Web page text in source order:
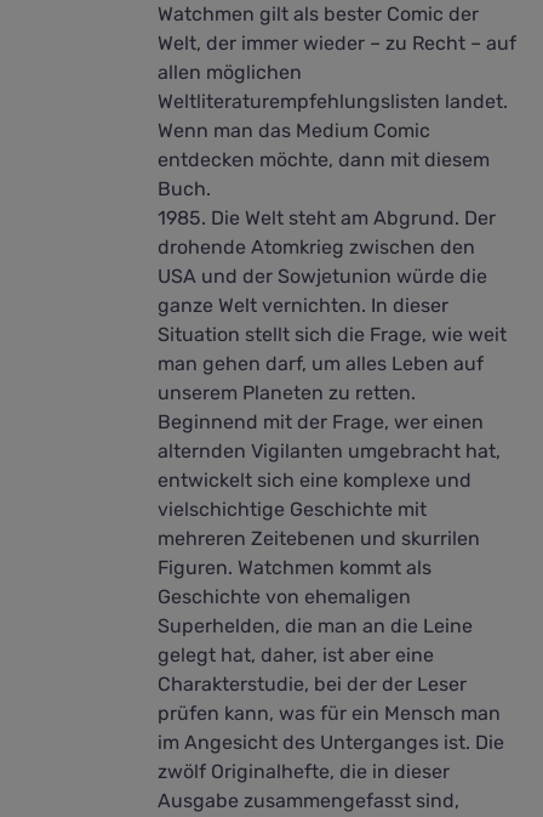
Watchmen gilt als bester Comic der
Welt, der immer wieder – zu Recht – auf
allen möglichen
Weltliteraturempfehlungslisten landet.
Wenn man das Medium Comic
entdecken möchte, dann mit diesem
Buch.
1985. Die Welt steht am Abgrund. Der
drohende Atomkrieg zwischen den
USA und der Sowjetunion würde die
ganze Welt vernichten. In dieser
Situation stellt sich die Frage, wie weit
man gehen darf, um alles Leben auf
unserem Planeten zu retten.
Beginnend mit der Frage, wer einen
alternden Vigilanten umgebracht hat,
entwickelt sich eine komplexe und
vielschichtige Geschichte mit
mehreren Zeitebenen und skurrilen
Figuren. Watchmen kommt als
Geschichte von ehemaligen
Superhelden, die man an die Leine
gelegt hat, daher, ist aber eine
Charakterstudie, bei der der Leser
prüfen kann, was für ein Mensch man
im Angesicht des Unterganges ist. Die
zwölf Originalhefte, die in dieser
Ausgabe zusammengefasst sind,